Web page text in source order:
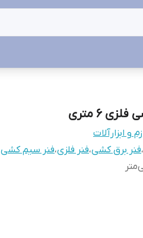
6 متری
و ابزارآلات
،فنر برق کشی،فنر فلزی،فنر سیم کشی